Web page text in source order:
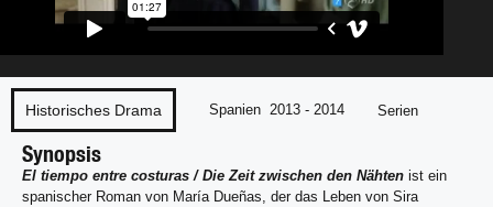
Historisches Drama Spanien 2013 - 2014 Serien
Synopsis
El tiempo entre costuras / Die Zeit zwischen den Nähten ist ein
spanischer Roman von María Dueñas, der das Leben von Sira